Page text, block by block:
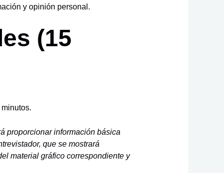
y opinión personal.
(15
proporcionar información básica
que se mostrará
material gráfico correspondiente y